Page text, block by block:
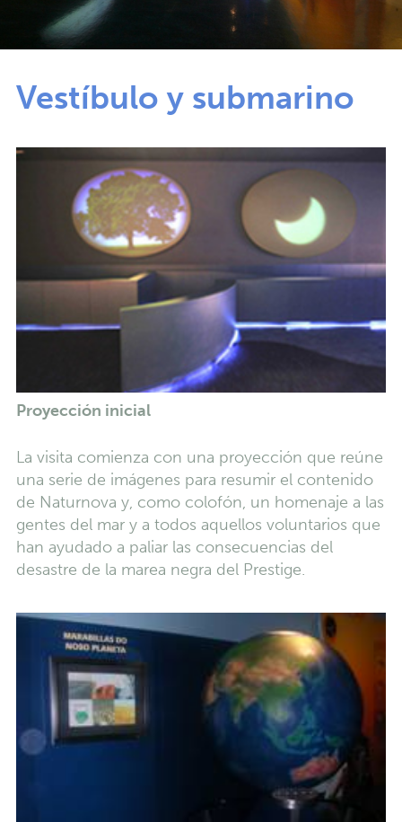
Vestíbulo y submarino
Proyección inicial
La visita comienza con una proyección que reúne
una serie de imágenes para resumir el contenido
de Naturnova y, como colofón, un homenaje a las
gentes del mar y a todos aquellos voluntarios que
han ayudado a paliar las consecuencias del
desastre de la marea negra del Prestige.